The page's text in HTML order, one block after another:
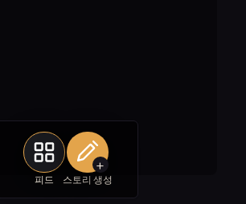
피드
+
스토리 생성